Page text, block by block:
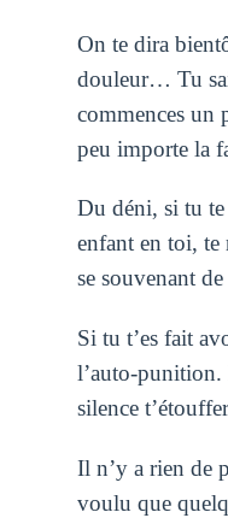
On te dira
douleur… Tu
commences un
peu importe la
Du déni, si tu te
enfant en toi, te
se souvenant
Si tu t’es fait
l’auto-punition.
silence
Il n’y a rien de
voulu que